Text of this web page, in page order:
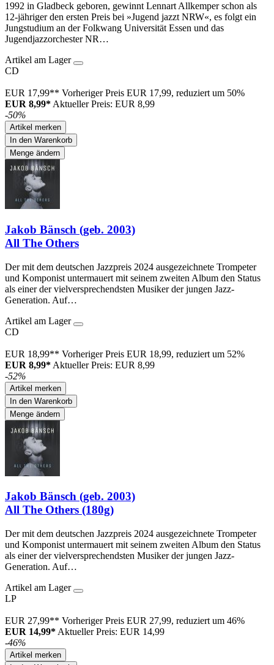
1992 in Gladbeck geboren, gewinnt Lennart Allkemper schon als
12-jähriger den ersten Preis bei »Jugend jazzt NRW«, es folgt ein
Jungstudium an der Folkwang Universität Essen und das
Jugendjazzorchester NR…
Artikel am Lager
CD
EUR 17,99** Vorheriger Preis EUR 17,99, reduziert um 50%
EUR 8,99* Aktueller Preis: EUR 8,99
-50%
Artikel merken
In den Warenkorb
Menge ändern
Jakob Bänsch (geb. 2003)
All The Others
Der mit dem deutschen Jazzpreis 2024 ausgezeichnete Trompeter
und Komponist untermauert mit seinem zweiten Album den Status
als einer der vielversprechendsten Musiker der jungen Jazz-
Generation. Auf…
Artikel am Lager
CD
EUR 18,99** Vorheriger Preis EUR 18,99, reduziert um 52%
EUR 8,99* Aktueller Preis: EUR 8,99
-52%
Artikel merken
In den Warenkorb
Menge ändern
Jakob Bänsch (geb. 2003)
All The Others (180g)
Der mit dem deutschen Jazzpreis 2024 ausgezeichnete Trompeter
und Komponist untermauert mit seinem zweiten Album den Status
als einer der vielversprechendsten Musiker der jungen Jazz-
Generation. Auf…
Artikel am Lager
LP
EUR 27,99** Vorheriger Preis EUR 27,99, reduziert um 46%
EUR 14,99* Aktueller Preis: EUR 14,99
-46%
Artikel merken